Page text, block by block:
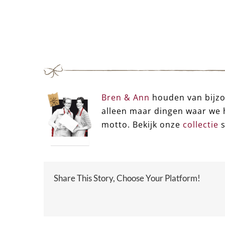
Bren & Ann houden van
alleen maar dingen waar
motto. Bekijk onze collectie
Share This Story, Choose Your Platform!